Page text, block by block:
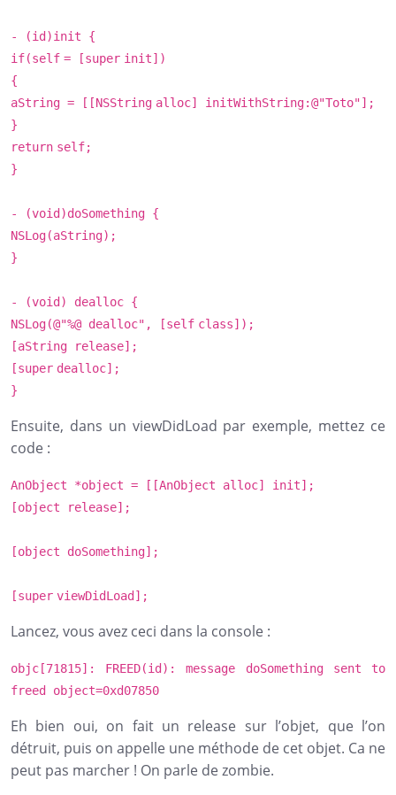
- (id )init {
if(self = [super init])
{
aString = [[NSString alloc] initWithString:@"Toto"];
}
return self;
}
- (void )doSomething {
NSLog(aString);
}
- (void ) dealloc {
NSLog(@"%@ dealloc" , [self class]);
[aString release];
[super dealloc];
}
Ensuite, dans un viewDidLoad par exemple, mettez ce
code :
AnObject *object = [[AnObject alloc] init];
[object release];
[object doSomething];
[super viewDidLoad];
Lancez, vous avez ceci dans la console :
objc[71815]: FREED(id ): message doSomething sent to
freed object=0xd07850
Eh bien oui, on fait un release sur l’objet, que l’on
détruit, puis on appelle une méthode de cet objet. Ca ne
peut pas marcher ! On parle de zombie.